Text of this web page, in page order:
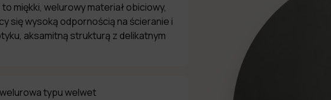
miękki, welurowy materiał obiciowy,
się wysoką odpornością na ścieranie i
aksamitną strukturą z delikatnym
typu welwet